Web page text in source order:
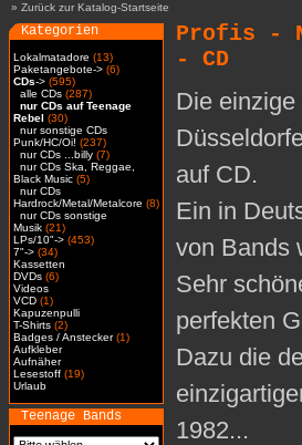
» Zurück zur Katalog-Startseite
Kategorien
Lokalmatadore (13)
Paketangebote-> (6)
CDs-> (595)
alle CDs (287)
nur CDs auf Teenage
Rebel (30)
nur sonstige CDs
Punk/HC/Oi! (237)
nur CDs ...billy (7)
nur CDs Ska, Reggae,
Black Music (5)
nur CDs
Hardrock/Metal/Metalcore (8)
nur CDs sonstige
Musik (21)
LPs/10"-> (453)
7"-> (34)
Kassetten
DVDs (6)
Videos
VCD (1)
Kapuzenpulli
T-Shirts (2)
Badges / Anstecker(1)
Aufkleber
Aufnäher
Lesestoff (19)
Urlaub
Teenage Bands
Profis -
- CD
Die
auf CD.
Ein in
von Bands
Sehr
perfekten
Dazu die
1982...